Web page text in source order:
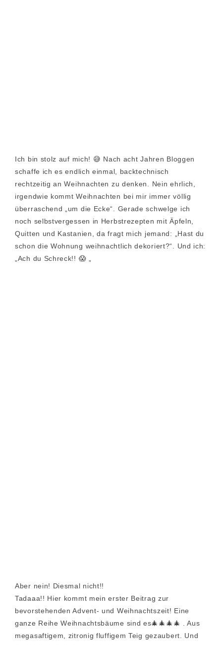
Ich bin stolz auf mich! 😅 Nach acht Jahren Bloggen
schaffe ich es endlich einmal, backtechnisch
rechtzeitig an Weihnachten zu denken. Nein ehrlich,
irgendwie kommt Weihnachten bei mir immer völlig
überraschend „um die Ecke“. Gerade schwelge ich
noch selbstvergessen in Herbstrezepten mit Äpfeln,
Quitten und Kastanien, da fragt mich jemand: „Hast du
schon die Wohnung weihnachtlich dekoriert?“. Und ich:
„Ach du Schreck!! 😱 „
Aber nein! Diesmal nicht!!
Tadaaa!! Hier kommt mein erster Beitrag zur
bevorstehenden Advent- und Weihnachtszeit! Eine
ganze Reihe Weihnachtsbäume sind es🎄 🎄 🎄 🎄 . Aus
megasaftigem, zitronig fluffigem Teig gezaubert. Und